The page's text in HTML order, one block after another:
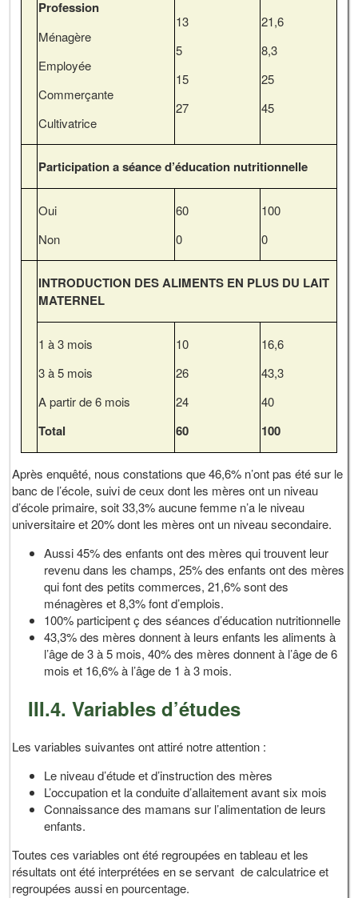
Profession
Ménagère
Employée
Commerçante
Cultivatrice
13
5
15
27
21,6
8,3
25
45
Participation a séance d’éducation nutritionnelle
Oui
Non
60
0
100
0
INTRODUCTION DES ALIMENTS EN PLUS DU LAIT
MATERNEL
1 à 3 mois
3 à 5 mois
A partir de 6 mois
Total
10
26
24
60
16,6
43,3
40
100
Après enquêté, nous constations que 46,6% n’ont pas été sur le
banc de l’école, suivi de ceux dont les mères ont un niveau
d’école primaire, soit 33,3% aucune femme n’a le niveau
universitaire et 20% dont les mères ont un niveau secondaire.
Aussi 45% des enfants ont des mères qui trouvent leur
revenu dans les champs, 25% des enfants ont des mères
qui font des petits commerces, 21,6% sont des
ménagères et 8,3% font d’emplois.
100% participent ç des séances d’éducation nutritionnelle
43,3% des mères donnent à leurs enfants les aliments à
l’âge de 3 à 5 mois, 40% des mères donnent à l’âge de 6
mois et 16,6% à l’âge de 1 à 3 mois.
III.4. Variables d’études
Les variables suivantes ont attiré notre attention :
Le niveau d’étude et d’instruction des mères
L’occupation et la conduite d’allaitement avant six mois
Connaissance des mamans sur l’alimentation de leurs
enfants.
Toutes ces variables ont été regroupées en tableau et les
résultats ont été interprétées en se servant de calculatrice et
regroupées aussi en pourcentage.